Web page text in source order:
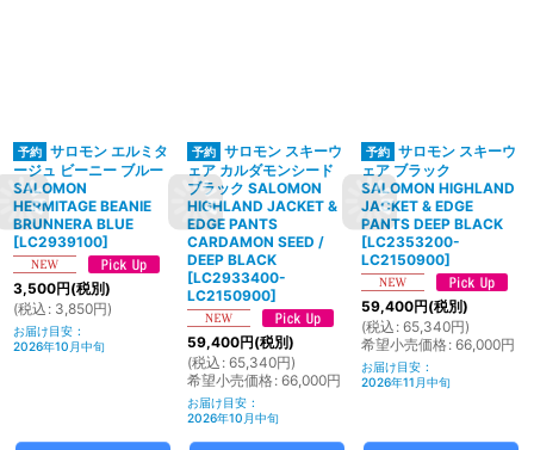
サロモン エルミタ
ージュ ビーニー ブルー
SALOMON
HERMITAGE BEANIE
BRUNNERA BLUE
[LC2939100]
3,500円(税別)
(税込 : 3,850円)
お届け目安 :
2026年10月中旬
サロモン スキーウ
ェア カルダモンシード
ブラック SALOMON
HIGHLAND JACKET &
EDGE PANTS
CARDAMON SEED /
DEEP BLACK
[LC2933400-
LC2150900]
59,400円(税別)
(税込 : 65,340円)
希望小売価格: 66,000円
お届け目安 :
2026年10月中旬
サロモン スキーウ
ェア ブラック
SALOMON HIGHLAND
JACKET & EDGE
PANTS DEEP BLACK
[LC2353200-
LC2150900]
59,400円(税別)
(税込 : 65,340円)
希望小売価格: 66,000円
お届け目安 :
2026年11月中旬